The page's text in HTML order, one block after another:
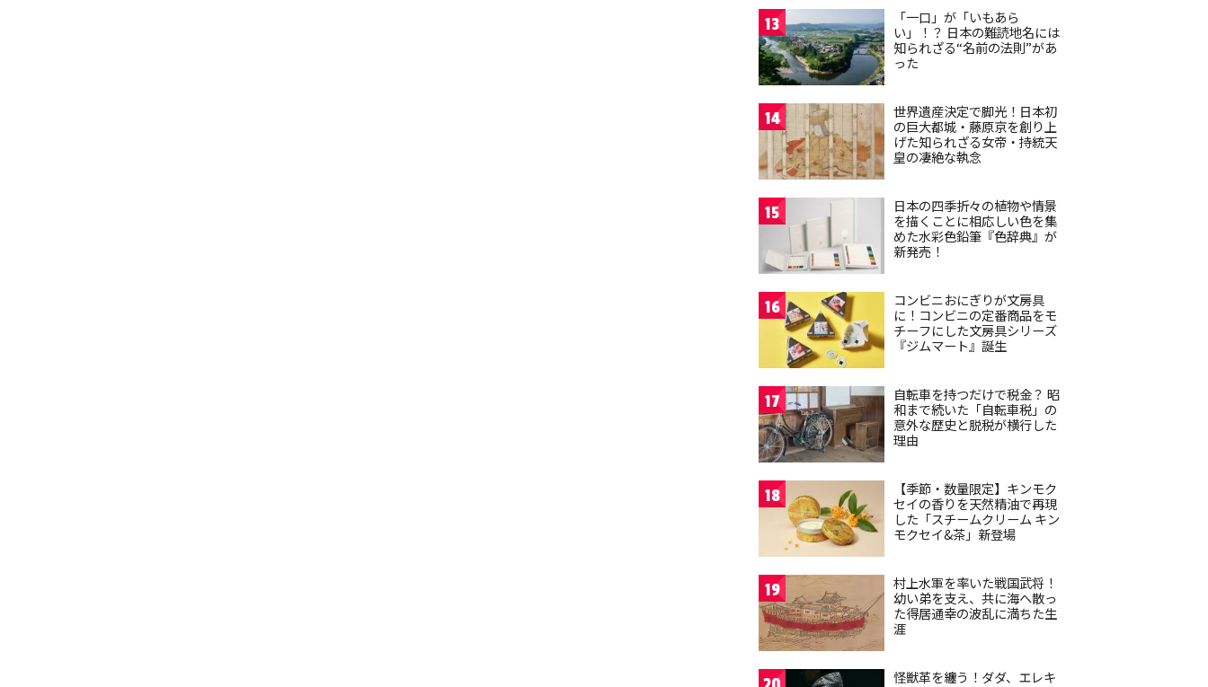
13
「一口」が「いもあら
い」！？ 日本の難読地名には
知られざる“名前の法則”があ
った
14
世界遺産決定で脚光！日本初
の巨大都城・藤原京を創り上
げた知られざる女帝・持統天
皇の凄絶な執念
15
日本の四季折々の植物や情景
を描くことに相応しい色を集
めた水彩色鉛筆『色辞典』が
新発売！
16
コンビニおにぎりが文房具
に！コンビニの定番商品をモ
チーフにした文房具シリーズ
『ジムマート』誕生
17
自転車を持つだけで税金？ 昭
和まで続いた「自転車税」の
意外な歴史と脱税が横行した
理由
18
【季節・数量限定】キンモク
セイの香りを天然精油で再現
した「スチームクリーム キン
モクセイ&茶」新登場
19
村上水軍を率いた戦国武将！
幼い弟を支え、共に海へ散っ
た得居通幸の波乱に満ちた生
涯
怪獣革を纏う！ダダ、エレキ